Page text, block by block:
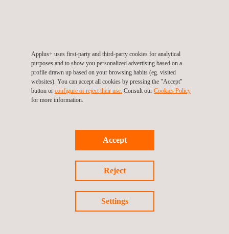
12/06/2026
Applus+ em Portugal participa numa ação de
voluntariado ambiental no Parque Natural de
Sintra-Cascais
PRESENÇA INTERNACIONAL
Applus+ uses first-party and third-party cookies for analytical
purposes and to show you personalized advertising based on a
profile drawn up based on your browsing habits (eg. visited
websites). You can accept all cookies by pressing the "Accept"
button or configure or reject their use. Consult our Cookies Policy
for more information.
Accept
Reject
Settings